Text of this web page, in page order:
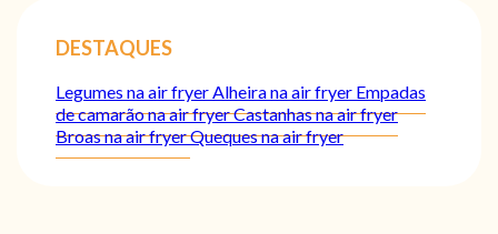
DESTAQUES
Legumes na air fryerAlheira na air fryer Empadas
de camarão na air fryerCastanhas na air fryer
Broas na air fryerQueques na air fryer